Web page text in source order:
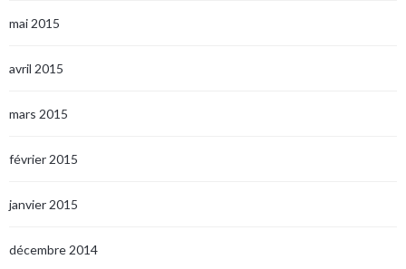
mai 2015
avril 2015
mars 2015
février 2015
janvier 2015
décembre 2014